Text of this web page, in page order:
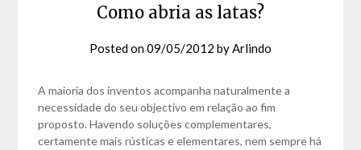
Como abria as latas?
Posted on09/05/2012 byArlindo
A maioria dos inventos acompanha naturalmente a
necessidade do seu objectivo em relação ao fim
proposto. Havendo soluções complementares,
certamente mais rústicas e elementares, nem sempre há